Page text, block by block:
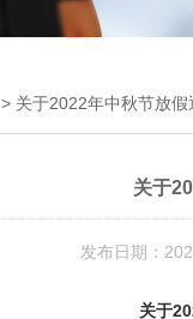
> 关于2022年中秋节放假
关于
发布日期：
关于